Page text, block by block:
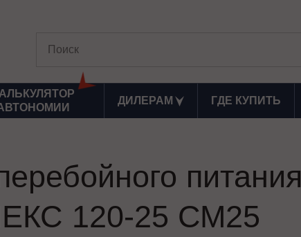
ДИЛЕРАМ ГДЕ КУПИТЬ
питания
120-25 СМ25